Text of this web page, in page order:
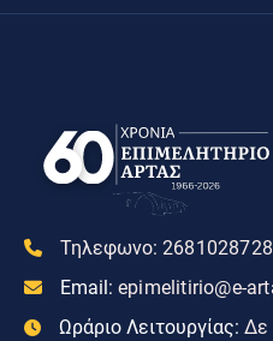
Τηλεφωνο: 2681028728
Email: epimelitirio@e-
Ωράριο Λειτουργίας: Δε